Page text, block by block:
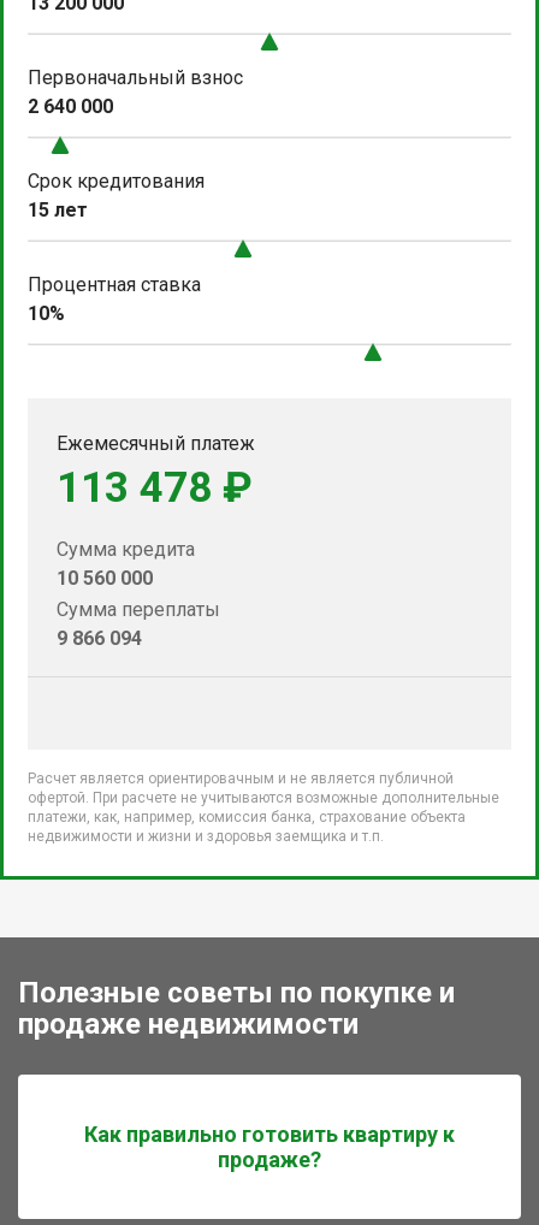
Первоначальный взнос
2 640 000
Срок кредитования
15 лет
Процентная ставка
10%
Ежемесячный платеж
113 478 ₽
Сумма кредита
10 560 000
Сумма переплаты
9 866 094
Расчет является ориентировачным и не является публичной
офертой. При расчете не учитываются возможные дополнительные
платежи, как, например, комиссия банка, страхование объекта
недвижимости и жизни и здоровья заемщика и т.п.
Полезные советы по покупке и
продаже недвижимости
Как правильно готовить квартиру к
продаже?